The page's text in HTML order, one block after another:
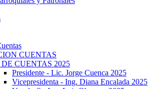
CUENTAS
DE CUENTAS 2025
Presidente - Lic. Jorge Cuenca 2025
Vicepresidenta - Ing. Diana Encalada 2025